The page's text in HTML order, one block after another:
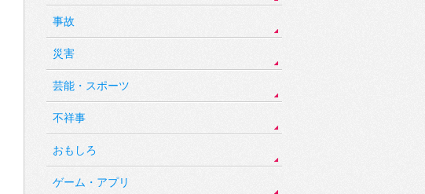
事故
災害
芸能・スポーツ
不祥事
おもしろ
ゲーム・アプリ